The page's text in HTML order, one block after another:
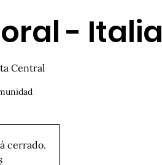
- Italia
Central
cerrado.